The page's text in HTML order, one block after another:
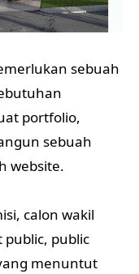
sebuah
portfolio,
sebuah
website.
calon wakil
public, public
menuntut